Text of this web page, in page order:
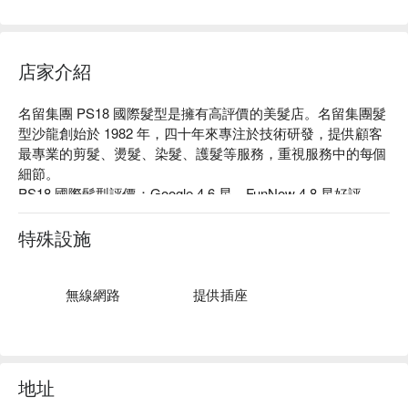
店家介紹
名留集團 PS18 國際髮型是擁有高評價的美髮店。名留集團髮
型沙龍創始於 1982 年，四十年來專注於技術研發，提供顧客
最專業的剪髮、燙髮、染髮、護髮等服務，重視服務中的每個
細節。
PS18 國際髮型評價：Google 4.6 星、FunNow 4.8 星好評
PS18 國際髮型服務：PS18 提供洗髮、護髮、去角質 spa 調
理等服務。
PS18 國際髮型推薦：用心為每位顧客量身打造最適合的造型
名留集團 PS18 國際髮型預約、名留集團 PS18 國際髮型價格
特殊設施
無線網路 提供插座
地址